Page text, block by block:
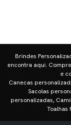
Brindes
encontra aqui.
e
Canecas
Sacolas
personalizadas,
Toalhas